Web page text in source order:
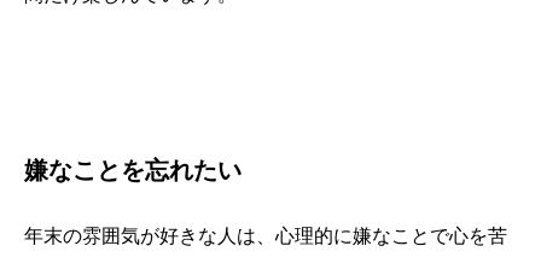
嫌なことを忘れたい
年末の雰囲気が好きな人は、心理的に嫌なことで心を苦